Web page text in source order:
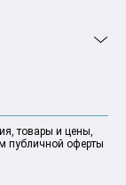
товары и цены,
публичной оферты